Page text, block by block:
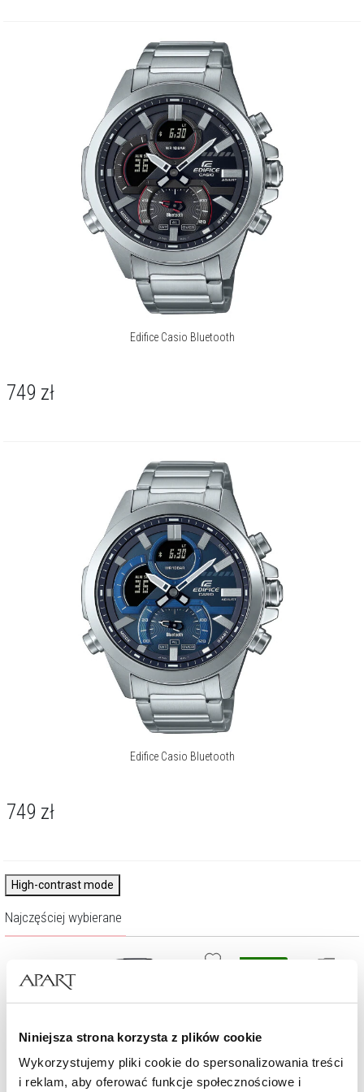
Niniejsza strona korzysta z plików cookie
Wykorzystujemy pliki cookie do spersonalizowania treści
i reklam, aby oferować funkcje społecznościowe i
Edifice Casio Bluetooth
749 zł
Edifice Casio Bluetooth
749 zł
High-contrast mode
Najczęściej wybierane